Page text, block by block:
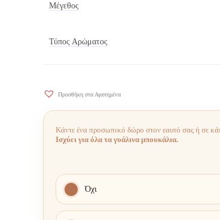
Μέγεθος
Τύπος Αρώματος
Προσθήκη στα Αγαπημένα
Κάντε ένα προσωπικό δώρο στον εαυτό σας ή σε
Ισχύει για όλα τα γυάλινα μπουκάλια.
Όχι